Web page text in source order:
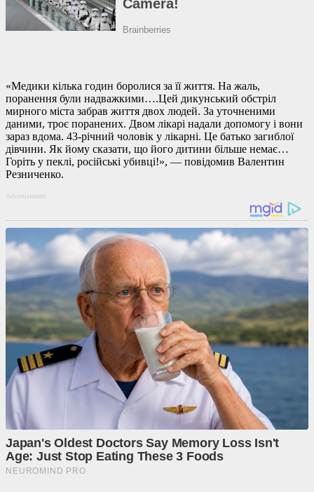
«Медики кілька годин боролися за її життя. На жаль,
поранення були надважкими….Цей дикунський обстріл
мирного міста забрав життя двох людей. За уточненими
даними, троє поранених. Двом лікарі надали допомогу і вони
зараз вдома. 43-річний чоловік у лікарні. Це батько загиблої
дівчини. Як йому сказати, що його дитини більше немає…
Горіть у пеклі, російські убивці!», — повідомив Валентин
Резниченко.
Advertisement